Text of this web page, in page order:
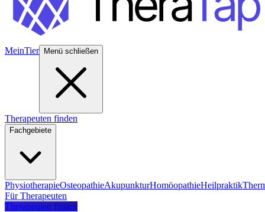
MeinTier Menü schließen
Therapeuten finden
Fachgebiete
PhysiotherapieOsteopathieAkupunkturHomöopathieHeilpraktik
Für Therapeuten
Therapeuten finden